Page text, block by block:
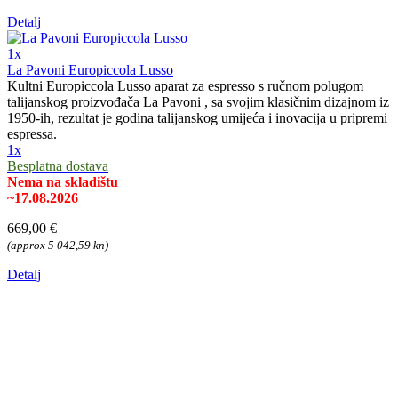
Detalj
1x
La Pavoni Europiccola Lusso
Kultni Europiccola Lusso aparat za espresso s ručnom polugom
talijanskog proizvođača La Pavoni , sa svojim klasičnim dizajnom iz
1950-ih, rezultat je godina talijanskog umijeća i inovacija u pripremi
espressa.
1x
Besplatna dostava
Nema na skladištu
~17.08.2026
669,00 €
(approx 5 042,59 kn)
Detalj